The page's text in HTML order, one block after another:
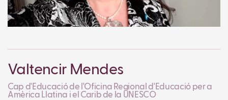
Valtencir Mendes
Cap d'Educació de l'Oficina Regional d'Educació per a
Amèrica Llatina i el Carib de la UNESCO